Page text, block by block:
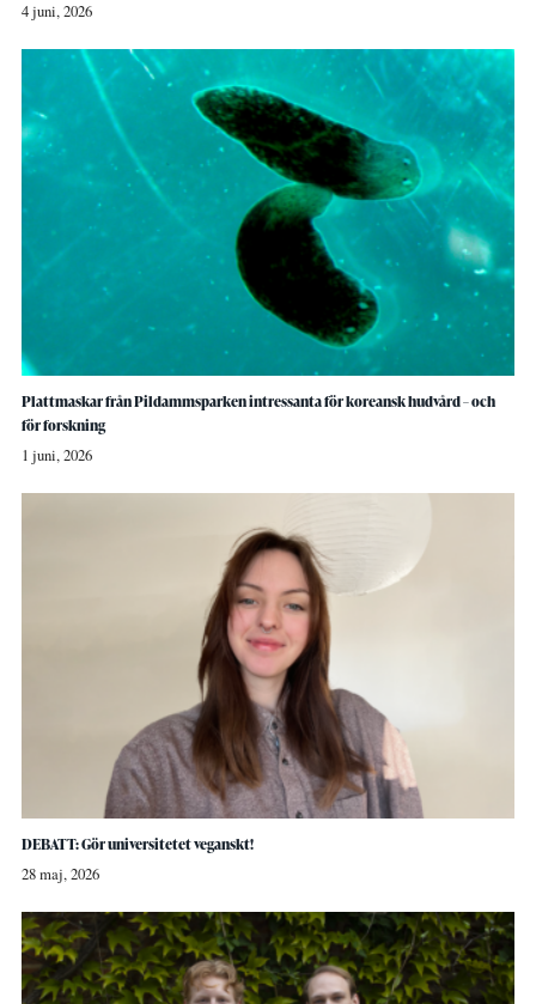
4 juni, 2026
Plattmaskar från Pildammsparken intressanta för koreansk hudvård – och
för forskning
1 juni, 2026
DEBATT: Gör universitetet veganskt!
28 maj, 2026